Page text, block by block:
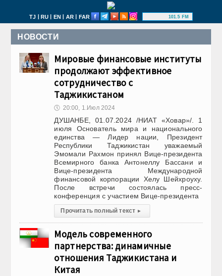
TJ | RU | EN | AR | FAR 101.5 FM
НОВОСТИ
Мировые финансовые институты
продолжают эффективное
сотрудничество с
Таджикистаном
🕔 20:00, 1.Июл 2024
ДУШАНБЕ, 01.07.2024 /НИАТ «Ховар»/. 1
июля Основатель мира и национального
единства — Лидер нации, Президент
Республики Таджикистан уважаемый
Эмомали Рахмон принял Вице-президента
Всемирного банка Антонеллу Бассани и
Вице-президента Международной
финансовой корпорации Хелу Шейхроуху.
После встречи состоялась пресс-
конференция с участием Вице-президента
Прочитать полный текст ▸
Модель современного
партнерства: динамичные
отношения Таджикистана и
Китая